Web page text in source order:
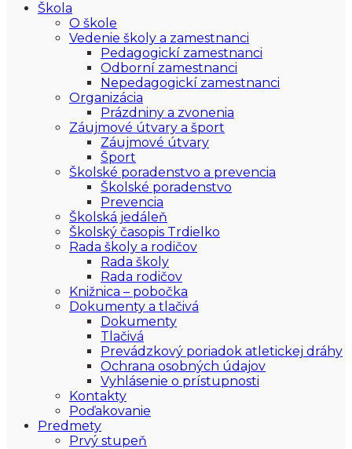
Škola
O škole
Vedenie školy a zamestnanci
Pedagogickí zamestnanci
Odborní zamestnanci
Nepedagogickí zamestnanci
Organizácia
Prázdniny a zvonenia
Záujmové útvary a šport
Záujmové útvary
Šport
Školské poradenstvo a prevencia
Školské poradenstvo
Prevencia
Školská jedáleň
Školský časopis Trdielko
Rada školy a rodičov
Rada školy
Rada rodičov
Knižnica – pobočka
Dokumenty a tlačivá
Dokumenty
Tlačivá
Prevádzkový poriadok atletickej dráhy
Ochrana osobných údajov
Vyhlásenie o prístupnosti
Kontakty
Poďakovanie
Predmety
Prvý stupeň